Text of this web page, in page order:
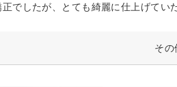
でしたが、とても綺麗に仕上げてい
その